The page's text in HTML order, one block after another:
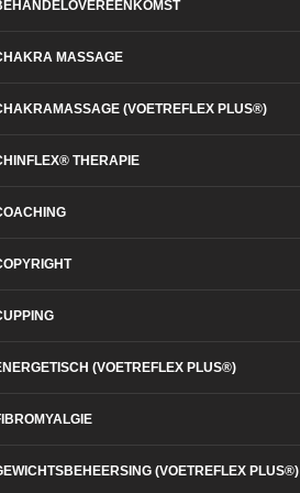
MASSAGE
(VOETREFLEX PLUS®)
THERAPIE
(VOETREFLEX PLUS®)
(VOETREFLEX PLUS®)